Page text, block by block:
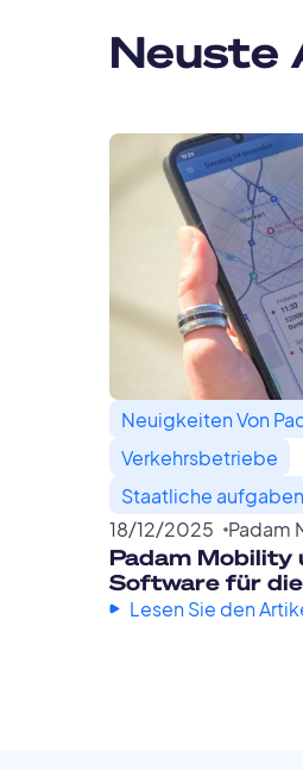
Neuste
Neuigkeiten Von
Verkehrsbetriebe
Staatliche
18/12/2025 Padam
Padam Mobility
Software für
Lesen Sie den